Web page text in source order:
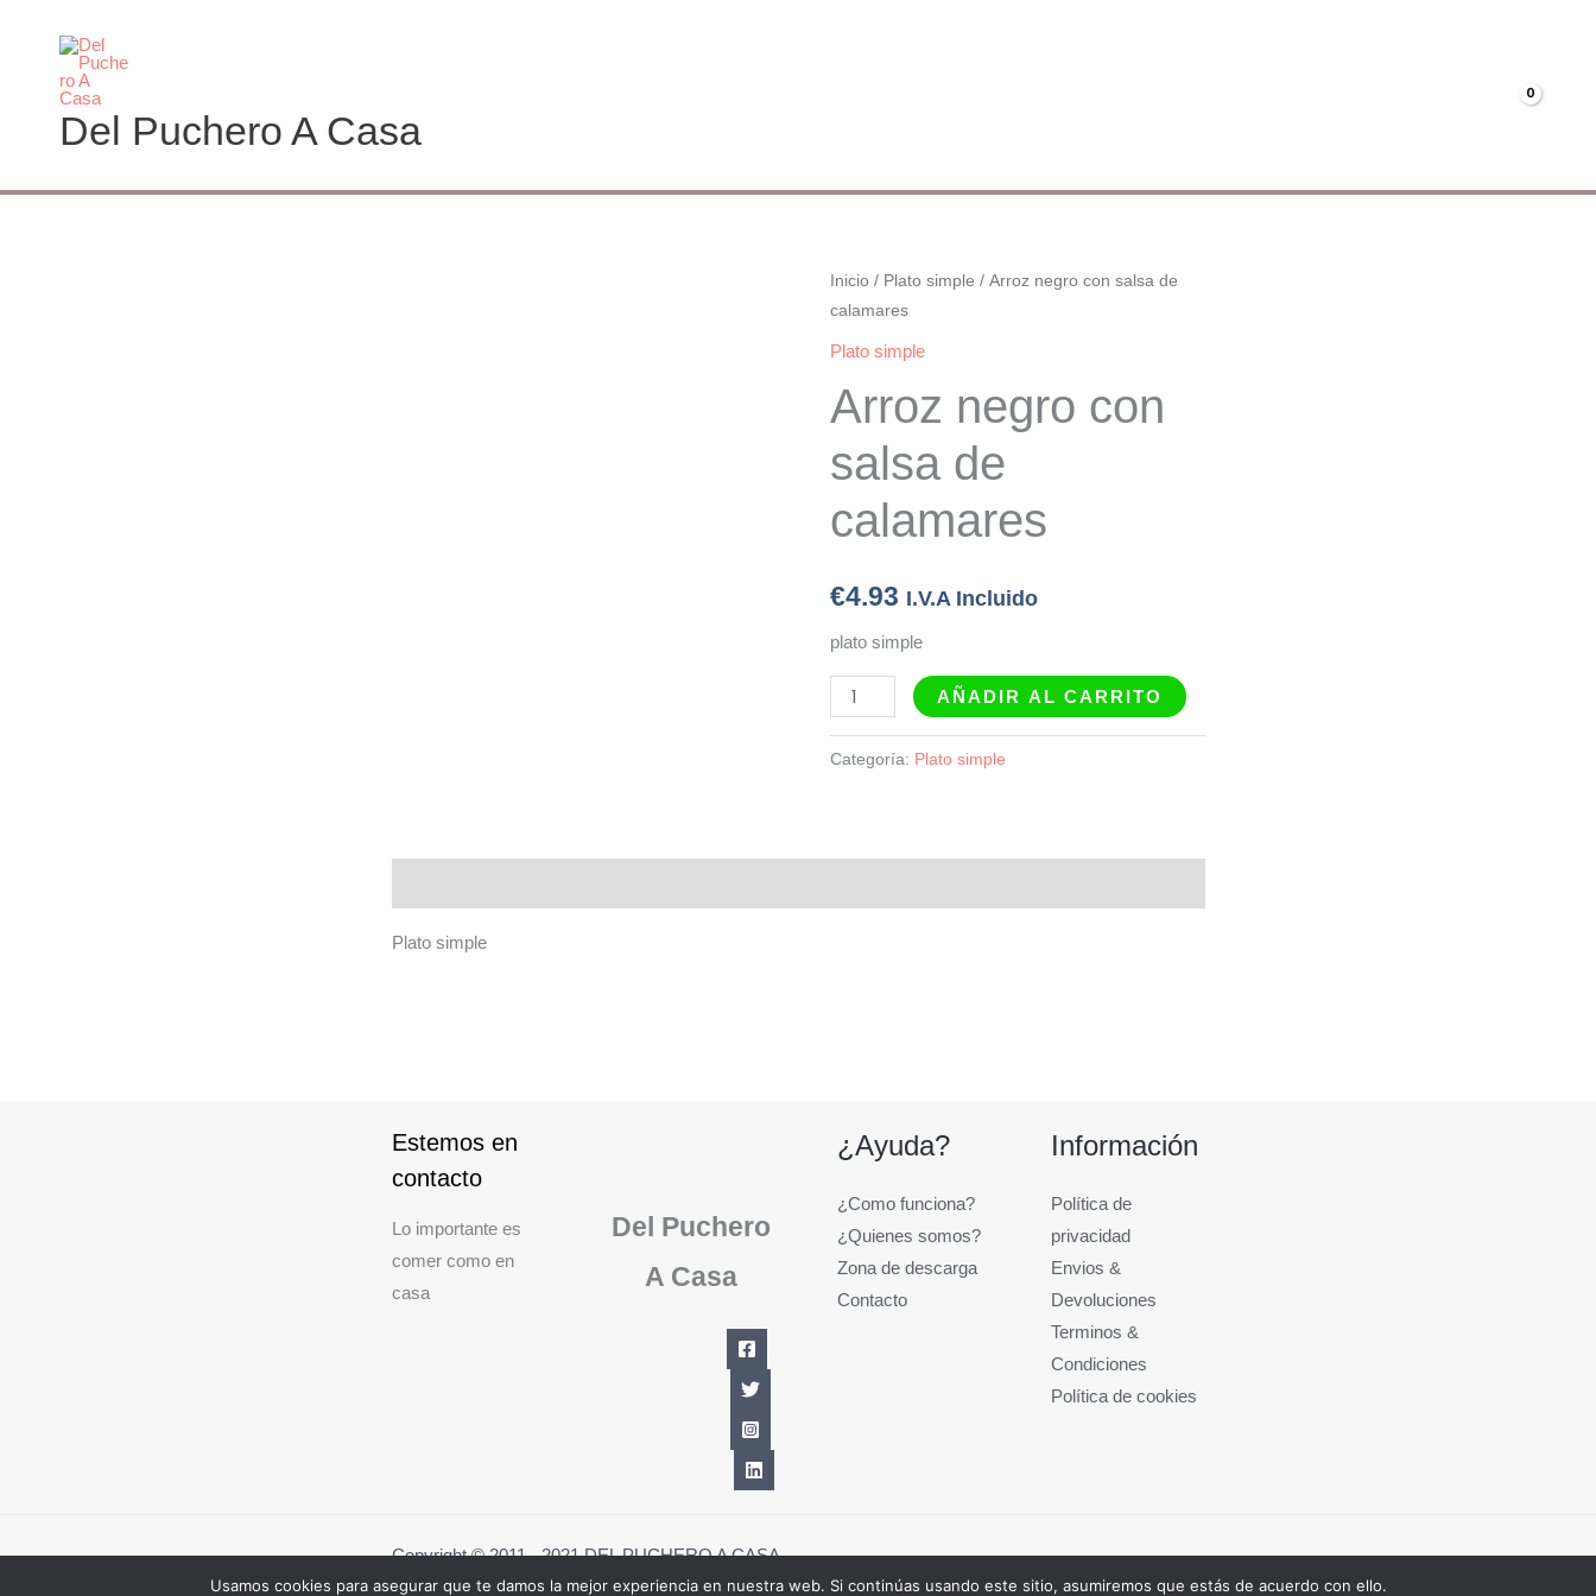
contenido
Del Puchero A Casa
Inicio / Plato simple / Arroz negro con salsa de
calamares
Plato simple
Arroz negro con
salsa de
calamares
€4.93 I.V.A Incluido
plato simple
Arroz
negro
con
de
calamares
cantidad
AÑADIR AL CARRITO
Categoría: Plato simple
Plato simple
Estemos en
contacto
Lo importante es
comer como en
casa
Del Puchero
A Casa
¿Ayuda?
¿Como funciona?
¿Quienes somos?
Zona de descarga
Contacto
Información
Política de
privacidad
Envios &
Devoluciones
Terminos &
Condiciones
Política de cookies
Copyright © 2011 - 2021 DEL PUCHERO A CASA
Usamos cookies para asegurar que te damos la mejor experiencia en nuestra web. Si continúas usando este sitio, asumiremos que estás de acuerdo con ello.